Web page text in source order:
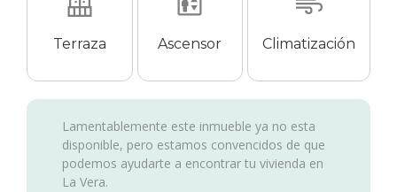
Terraza Ascensor Climatización
Lamentablemente este inmueble ya no esta
disponible, pero estamos convencidos de que
podemos ayudarte a encontrar tu vivienda en
La Vera.